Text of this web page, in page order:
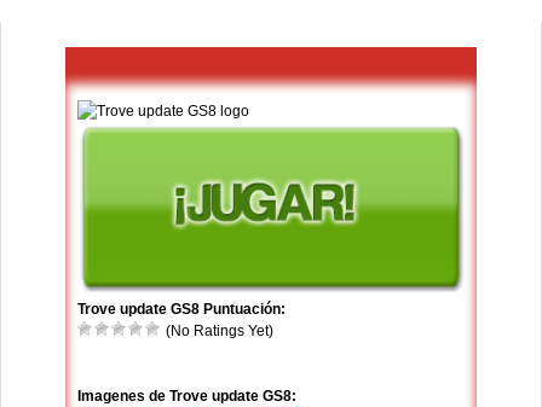
Trove update GS8 Puntuación:
(No Ratings Yet)
Imagenes de Trove update GS8: